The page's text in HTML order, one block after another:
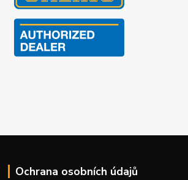
Ochrana osobních údajů